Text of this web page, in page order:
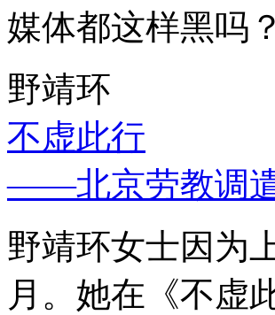
媒体都这样黑吗
野靖环
不虚此行
——北京劳教调
野靖环女士因为
月。她在《不虚